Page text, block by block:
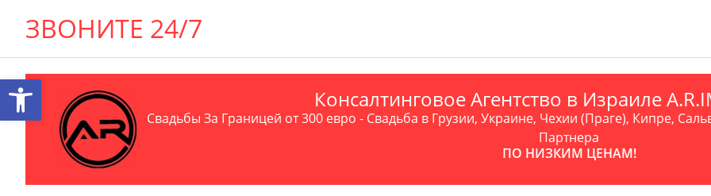
ЗВОНИТЕ 24/7
Консалтинговое Агентство в Израиле
Свадьбы За Границей от 300 евро - Свадьба в Грузии, Украине, Чехии (Праге), Кипре,
Партнера
ПО НИЗКИМ ЦЕНАМ!
Открыть панель инструментов